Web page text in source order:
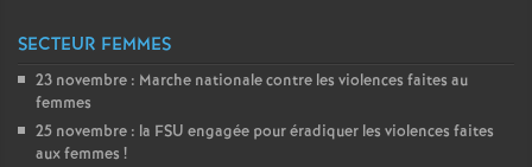
SECTEUR FEMMES
23 novembre : Marche nationale contre les violences faites au
femmes
25 novembre : la FSU engagée pour éradiquer les violences faites
aux femmes !